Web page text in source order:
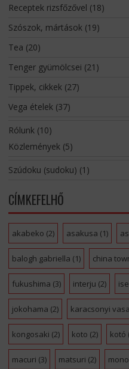
Receptek rizsfőzővel (18)
Szószok, mártások(19)
Tea (20)
Tenger gyümölcsei (21)
Tippek, cikkek(27)
Vega ételek(37)
Rólunk(10)
Közlemények(5)
Szúdoku (sudoku) (1)
CÍMKEFELHŐ
akabeko (2) asakusa (1)
balogh gabriella (1) china
fukushima (3) interju (2) ise
jokohama (2) karacsonyi
kongosaki (2) koto (2) kotó
macuri (3) matsuri (2)